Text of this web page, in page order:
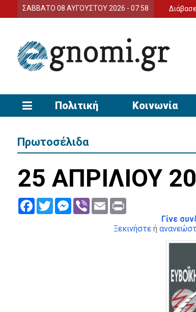
ΣΑΒΒΑΤΟ 08 ΑΥΓΟΥΣΤΟΥ 2026 - 07:58Διάβασε την
Πολιτική Κοινωνία
Πρωτοσέλιδα
25 ΑΠΡΙΛΙΟΥ
FacebookTwitter Messenger
Viber Email Print
Γίνε
Ξεκινήστεή